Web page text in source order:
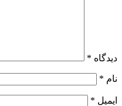
دیدگاه *
نام *
ایمیل *